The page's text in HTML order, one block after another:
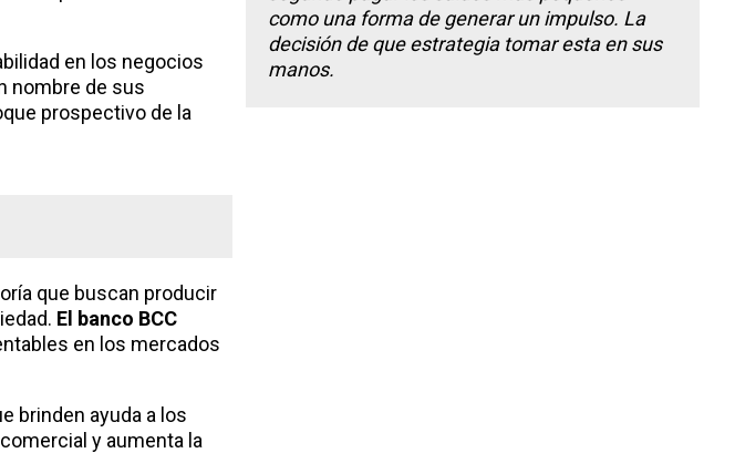
en los negocios
nombre de sus
prospectivo de la
que buscan producir
El banco BCC
en los mercados
brinden ayuda a los
y aumenta la
como una forma de generar un impulso. La
decisión de que estrategia tomar esta en sus
manos.